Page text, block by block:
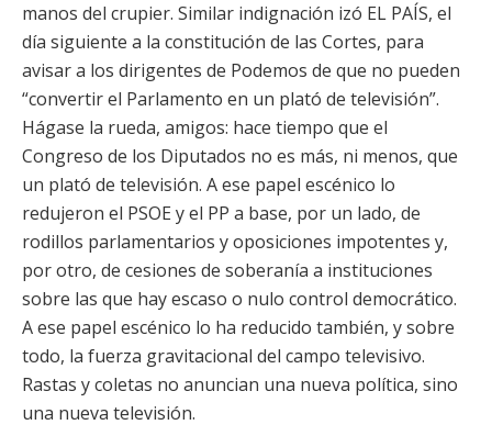
manos del crupier. Similar indignación izó EL PAÍS, el
día siguiente a la constitución de las Cortes, para
avisar a los dirigentes de Podemos de que no pueden
“convertir el Parlamento en un plató de televisión”.
Hágase la rueda, amigos: hace tiempo que el
Congreso de los Diputados no es más, ni menos, que
un plató de televisión. A ese papel escénico lo
redujeron el PSOE y el PP a base, por un lado, de
rodillos parlamentarios y oposiciones impotentes y,
por otro, de cesiones de soberanía a instituciones
sobre las que hay escaso o nulo control democrático.
A ese papel escénico lo ha reducido también, y sobre
todo, la fuerza gravitacional del campo televisivo.
Rastas y coletas no anuncian una nueva política, sino
una nueva televisión.